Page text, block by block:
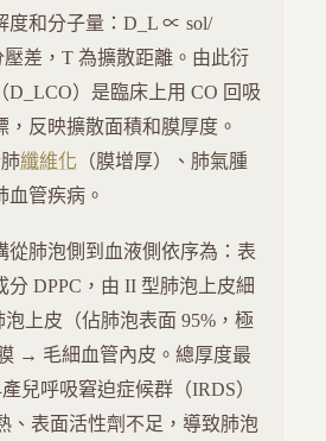
度和分子量：D_L ∝ sol/
差，T 為擴散距離。由此衍
D_LCO）是臨床上用 CO 回吸
，反映擴散面積和膜厚度。
纖維化 （膜增厚）、肺氣腫
血管疾病。
從肺泡側到血液側依序為：表
分 DPPC，由 II 型肺泡上皮細
上皮（佔肺泡表面 95%，極
→ 毛細血管內皮。總厚度最
兒呼吸窘迫症候群（IRDS）
、表面活性劑不足，導致肺泡